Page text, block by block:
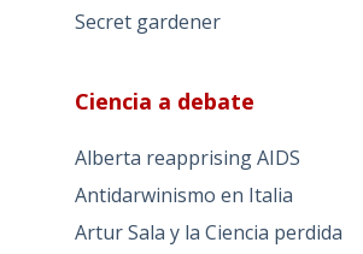
Secret gardener
Ciencia a debate
Alberta reapprising AIDS
Antidarwinismo en Italia
Artur Sala y la Ciencia perdida